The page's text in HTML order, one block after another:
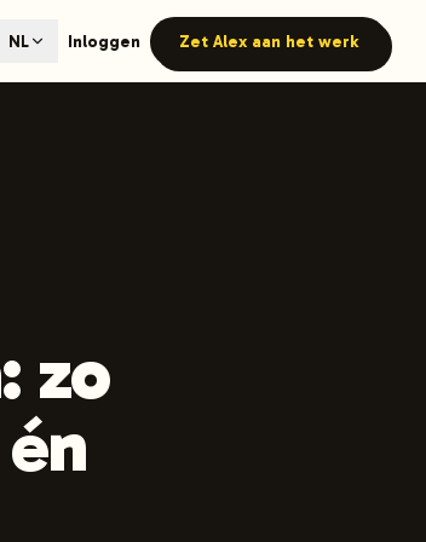
with GEO optimization built-in.
NL Inloggen Zet Alex aan het werk
zo